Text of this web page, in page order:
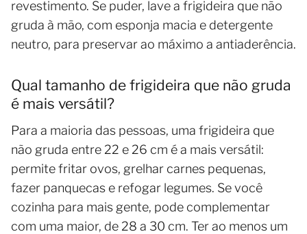
revestimento. Se puder, lave a frigideira que não
gruda à mão, com esponja macia e detergente
neutro, para preservar ao máximo a antiaderência.
Qual tamanho de frigideira que não gruda
é mais versátil?
Para a maioria das pessoas, uma frigideira que
não gruda entre 22 e 26 cm é a mais versátil:
permite fritar ovos, grelhar carnes pequenas,
fazer panquecas e refogar legumes. Se você
cozinha para mais gente, pode complementar
com uma maior, de 28 a 30 cm. Ter ao menos um